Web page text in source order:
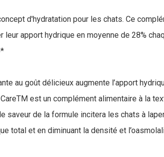
d'hydratation pour les chats. Ce
leur apport hydrique en moyenne de 28%
au goût délicieux augmente l’apport
est un complément alimentaire à la
saveur de la formule incitera les chats à
total et en diminuant la densité et